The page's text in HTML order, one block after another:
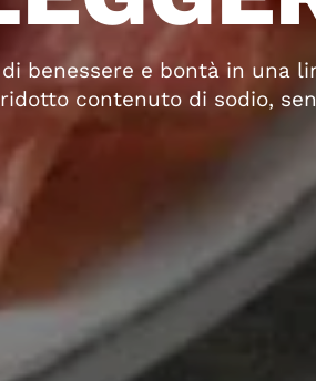
benessere e bontà in una
ridotto contenuto di sodio,